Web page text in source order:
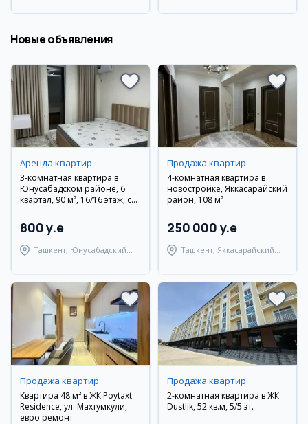
Новые объявления
Аренда квартир
3-комнатная квартира в
Юнусабадском районе, 6
квартал, 90 м², 16/16 этаж, с
800 y.e
Ташкент, Юнусабадский
Продажа квартир
4-комнатная квартира в
новостройке, Яккасарайский
район, 108 м²
250 000 y.e
Ташкент, Яккасарайский
Продажа квартир
Квартира 48 м² в ЖК Poytaxt
Residence, ул. Махтумкули,
евро ремонт
Продажа квартир
2-комнатная квартира в ЖК
Dustlik, 52 кв.м, 5/5 эт.